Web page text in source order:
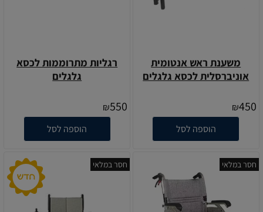
משענת ראש אנטומית
אוניברסלית לכסא גלגלים
₪450
הוספה לסל
רגליות מתרוממות לכסא
גלגלים
₪550
הוספה לסל
חסר במלאי חסר במלאי